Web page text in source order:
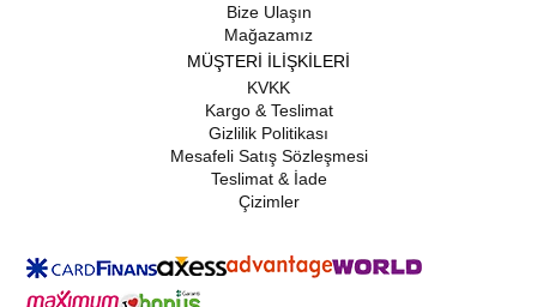
Bize Ulaşın
Mağazamız
MÜŞTERİ İLİŞKİLERİ
KVKK
Kargo & Teslimat
Gizlilik Politikası
Mesafeli Satış Sözleşmesi
Teslimat & İade
Çizimler